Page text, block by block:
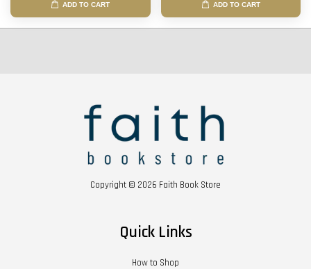
ADD TO CART ADD TO CART
Copyright © 2026 Faith Book Store
Quick Links
How to Shop